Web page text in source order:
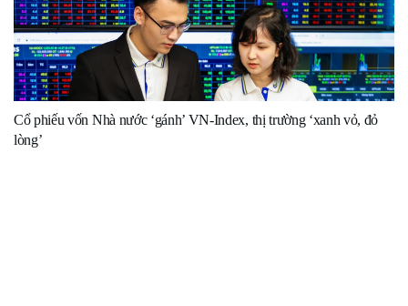
Cổ phiếu vốn Nhà nước ‘gánh’ VN-Index, thị trường ‘xanh vỏ, đỏ
lòng’